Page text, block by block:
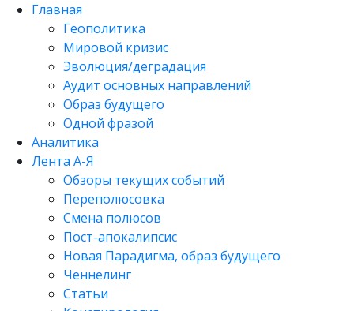
Главная
Геополитика
Мировой кризис
Эволюция/деградация
Аудит основных направлений
Образ будущего
Одной фразой
Аналитика
Лента А-Я
Обзоры текущих событий
Переполюсовка
Смена полюсов
Пост-апокалипсис
Новая Парадигма, образ будущего
Ченнелинг
Статьи